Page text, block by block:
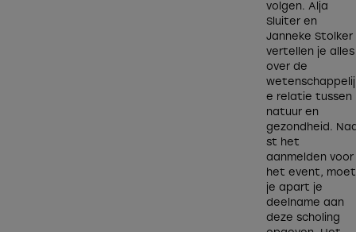
volgen. Alja
Sluiter en
Janneke Stolker
vertellen je alles
over de
e relatie tussen
natuur en
gezondheid.
st het
aanmelden voor
het event, moet
je apart je
deelname aan
deze scholing